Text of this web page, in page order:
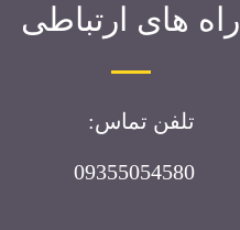
راه های ارتباطی
تلفن تماس:
09355054580